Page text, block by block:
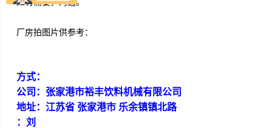
厂房拍图片供参考：
方式：
公司：张家港市裕丰饮料机械有限公司
地址：江苏省 张家港市 乐余镇镇北路
：刘